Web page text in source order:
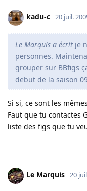
kadu-c 20 juil.
Le Marquis a écrit je
personnes.
grouper sur BBfigs
debut de la saison
Si si, ce sont les
Faut que tu contactes
liste des figs que tu
Le Marquis 20